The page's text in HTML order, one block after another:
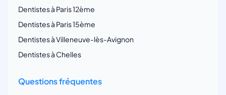
Dentistes à Paris 12ème
Dentistes à Paris 15ème
Dentistes à Villeneuve-lès-Avignon
Dentistes à Chelles
Questions fréquentes